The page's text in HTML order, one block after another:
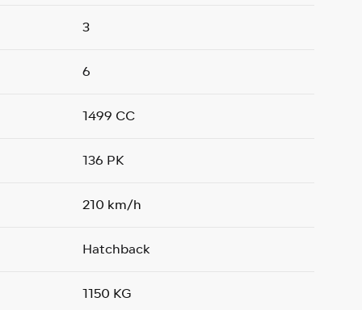
3
6
1499 CC
136 PK
210 km/h
Hatchback
1150 KG